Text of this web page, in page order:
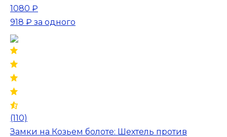
1080 ₽
918 ₽ за одного
(110)
Замки на Козьем болоте: Шехтель против